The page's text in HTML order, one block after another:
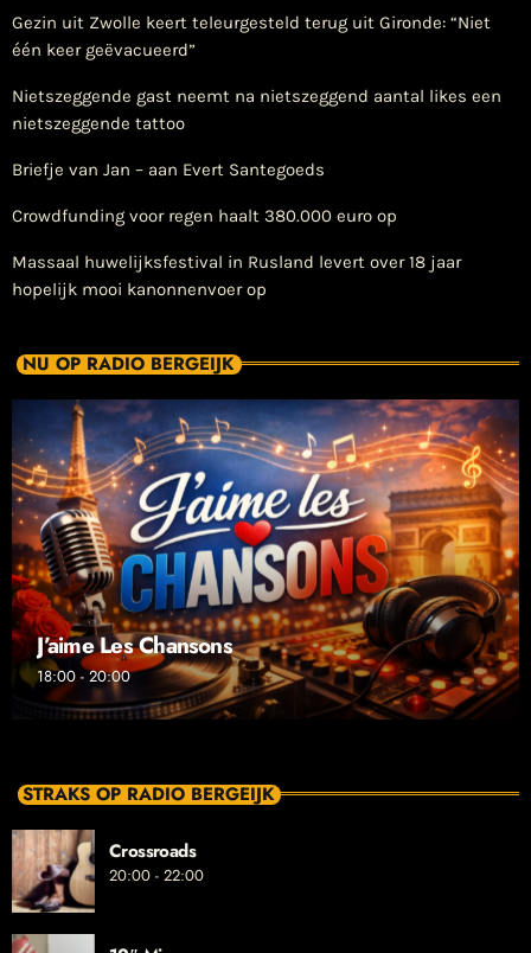
Gezin uit Zwolle keert teleurgesteld terug uit Gironde: “Niet
één keer geëvacueerd”
Nietszeggende gast neemt na nietszeggend aantal likes een
nietszeggende tattoo
Briefje van Jan – aan Evert Santegoeds
Crowdfunding voor regen haalt 380.000 euro op
Massaal huwelijksfestival in Rusland levert over 18 jaar
hopelijk mooi kanonnenvoer op
NU OP RADIO BERGEIJK
J’aime Les Chansons
18:00 - 20:00
STRAKS OP RADIO BERGEIJK
Crossroads
20:00 - 22:00